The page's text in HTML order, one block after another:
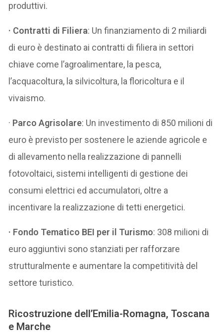
produttivi.
· Contratti di Filiera: Un finanziamento di 2 miliardi
di euro è destinato ai contratti di filiera in settori
chiave come l’agroalimentare, la pesca,
l’acquacoltura, la silvicoltura, la floricoltura e il
vivaismo.
· Parco Agrisolare: Un investimento di 850 milioni di
euro è previsto per sostenere le aziende agricole e
di allevamento nella realizzazione di pannelli
fotovoltaici, sistemi intelligenti di gestione dei
consumi elettrici ed accumulatori, oltre a
incentivare la realizzazione di tetti energetici.
· Fondo Tematico BEI per il Turismo: 308 milioni di
euro aggiuntivi sono stanziati per rafforzare
strutturalmente e aumentare la competitività del
settore turistico.
Ricostruzione dell’Emilia-Romagna, Toscana
e Marche